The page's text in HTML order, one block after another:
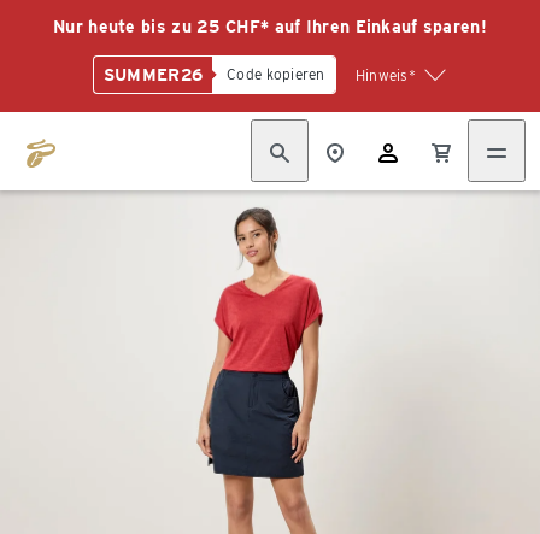
Nur heute bis zu 25 CHF* auf Ihren Einkauf sparen!
SUMMER26 Code kopieren Hinweis*